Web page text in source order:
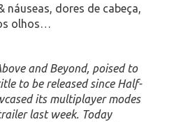
náuseas, dores de cabeça,
olhos…
and Beyond, poised to
to be released since Half-
its multiplayer modes
last week. Today